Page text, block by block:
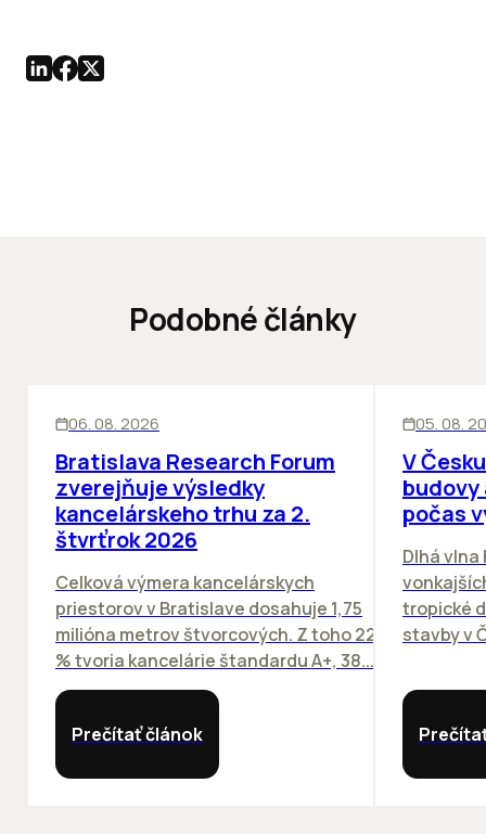
Podobné články
06. 08. 2026
Bratislava Research Forum
zverejňuje výsledky
kancelárskeho trhu za 2.
štvrťrok 2026
Celková výmera kancelárskych
priestorov v Bratislave dosahuje 1,75
milióna metrov štvorcových. Z toho 22
% tvoria kancelárie štandardu A+, 38...
Prečítať článok
05. 08.
V
počas
Dlhá
tropické
stavby v